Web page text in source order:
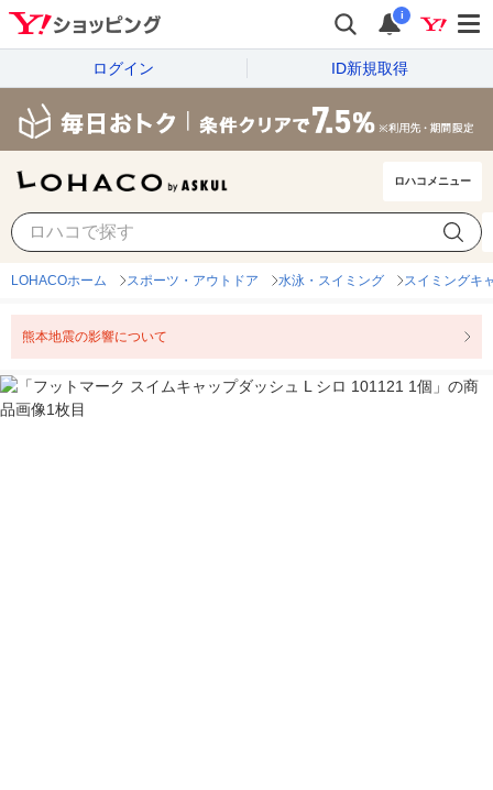
i
ログイン ID新規取得
ロハコメニュー
LOHACOホーム スポーツ・アウトドア 水泳・スイミング スイミングキ
熊本地震の影響について